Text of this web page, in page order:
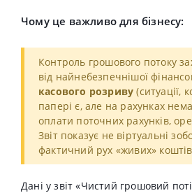
Чому це важливо для бізнесу:
Контроль грошового потоку
від найнебезпечнішої
касового розриву (ситуації,
папері є, але на рахунках
оплати поточних рахунків,
Звіт показує не віртуальні
фактичний рух «живих»
Дані у звіт «Чистий грошовий